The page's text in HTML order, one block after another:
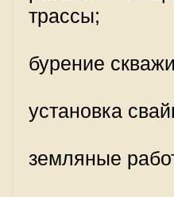
трассы;
бурение
установка
земляные